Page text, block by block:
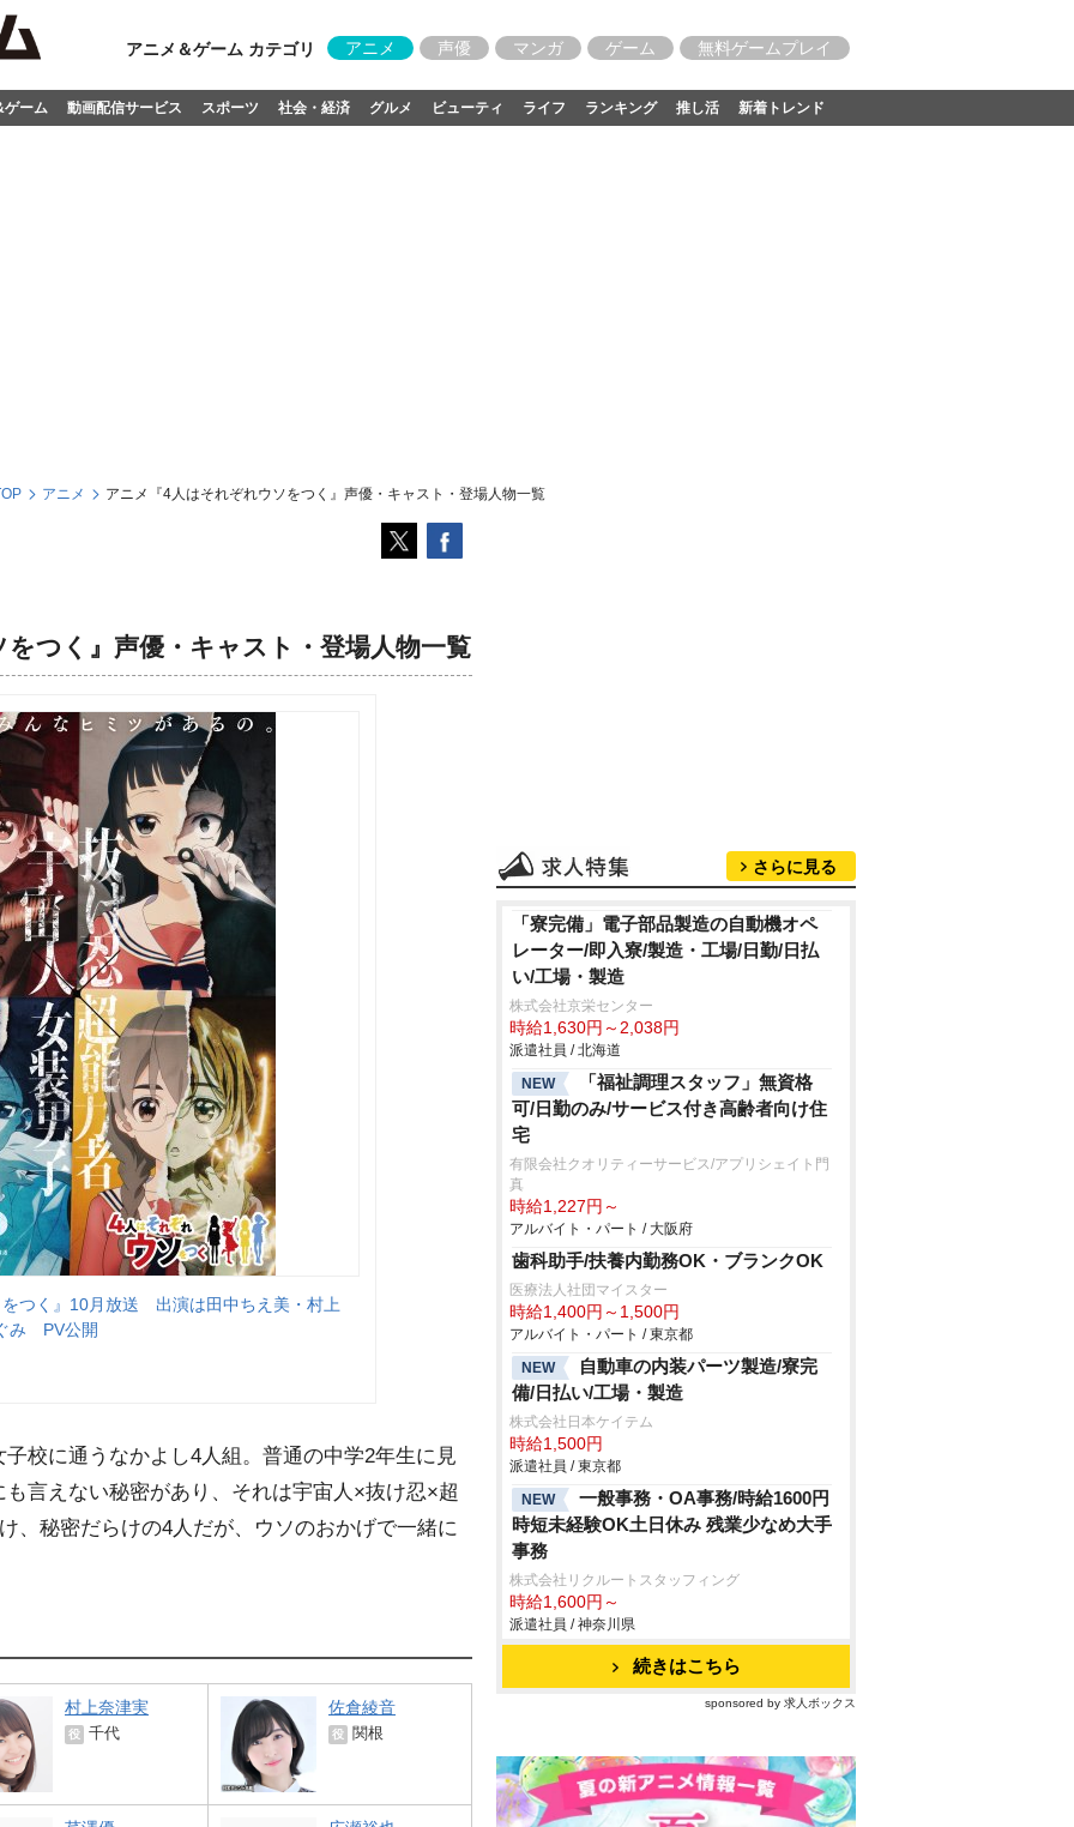
アニメ＆ゲーム カテゴリ アニメ 声優 マンガ ゲーム 無料ゲームプレイ
ゲーム 動画配信サービス スポーツ 社会・経済 グルメ ビューティ ライフ ランキング 推し活 新着トレンド
アニメ アニメ『4人はそれぞれウソをつく』声優・キャスト・登場人物一覧
つく』声優・キャスト・登場人物一覧
つく』10月放送 出演は田中ちえ美・村上
み PV公開
校に通うなかよし4人組。普通の中学2年生に見
言えない秘密があり、それは宇宙人×抜け忍×超
、秘密だらけの4人だが、ウソのおかげで一緒に
村上奈津実
役 千代
佐倉綾音
役 関根
さらに見る
「寮完備」電子部品製造の自動機オペ
レーター/即入寮/製造・工場/日勤/日払
い/工場・製造
株式会社京栄センター
時給1,630円～2,038円
派遣社員 / 北海道
NEW
「福祉調理スタッフ」無資格
可/日勤のみ/サービス付き高齢者向け住
宅
有限会社クオリティーサービス/アプリシェイト門
真
時給1,227円～
アルバイト・パート / 大阪府
歯科助手/扶養内勤務OK・ブランクOK
医療法人社団マイスター
時給1,400円～1,500円
アルバイト・パート / 東京都
NEW
自動車の内装パーツ製造/寮完
備/日払い/工場・製造
株式会社日本ケイテム
時給1,500円
派遣社員 / 東京都
NEW
一般事務・OA事務/時給1600円
時短未経験OK土日休み 残業少なめ大手
事務
株式会社リクルートスタッフィング
時給1,600円～
派遣社員 / 神奈川県
続きはこちら
sponsored by 求人ボックス